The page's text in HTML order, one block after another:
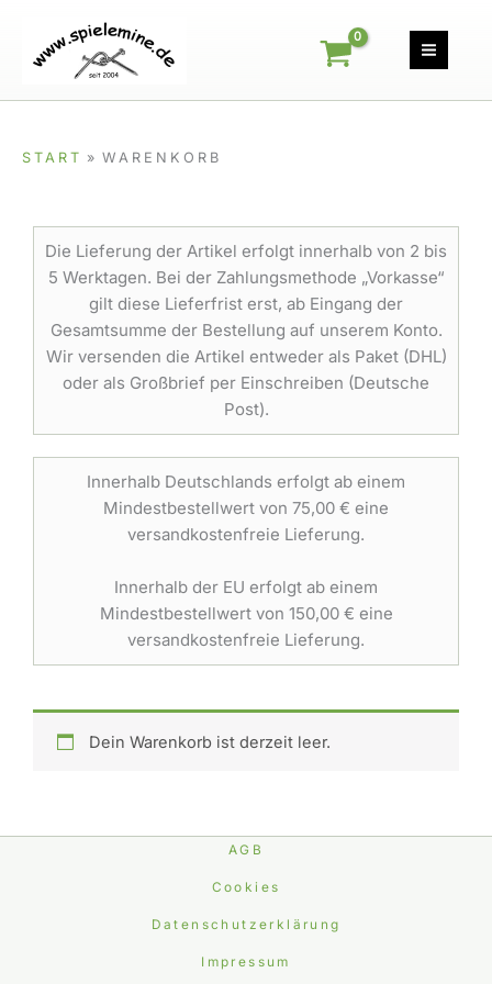
springen
START WARENKORB
Die Lieferung der Artikel erfolgt innerhalb von 2 bis
5 Werktagen. Bei der Zahlungsmethode „Vorkasse“
gilt diese Lieferfrist erst, ab Eingang der
Gesamtsumme der Bestellung auf unserem Konto.
Wir versenden die Artikel entweder als Paket (DHL)
oder als Großbrief per Einschreiben (Deutsche
Post).
Innerhalb Deutschlands erfolgt ab einem
Mindestbestellwert von 75,00 € eine
versandkostenfreie Lieferung.
Innerhalb der EU erfolgt ab einem
Mindestbestellwert von 150,00 € eine
versandkostenfreie Lieferung.
Dein Warenkorb ist derzeit leer.
AGB
Cookies
Datenschutzerklärung
Impressum